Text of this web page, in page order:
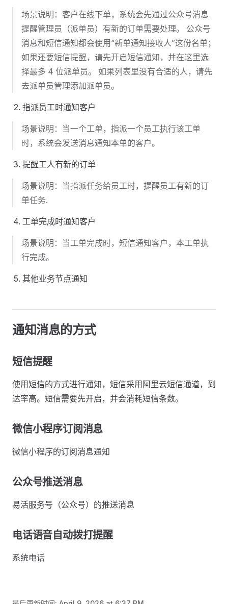
场景说明：客户在线下单，系统会先通过公众号消息
提醒管理员（派单员）有新的订单需要处理。 公众号
消息和短信通知都会使用“新单通知接收人”这份名单；
如果还要短信提醒，请先开启短信通知，并在这里选
择最多 4 位派单员。 如果列表里没有合适的人，请先
去派单员管理添加派单员。
指派员工时通知客户
场景说明：当一个工单，指派一个员工执行该工单
时，系统会发送消息通知本单的客户。
提醒工人有新的订单
场景说明：当指派任务给员工时，提醒员工有新的订
单任务.
工单完成时通知客户
场景说明：当工单完成时，短信通知客户，本工单执
行完成。
其他业务节点通知
通知消息的方式
短信提醒
使用短信的方式进行通知，短信采用阿里云短信通道，到
达率高。短信需要先开启，并会消耗短信条数。
微信小程序订阅消息
微信小程序的订阅消息通知
公众号推送消息
易活服务号（公众号）的推送消息
电话语音自动拨打提醒
系统电话